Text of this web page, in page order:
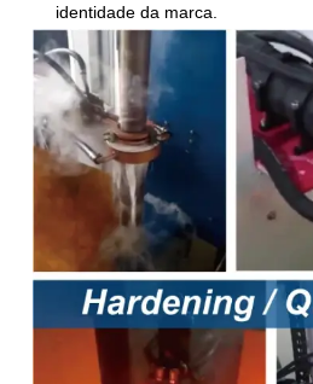
identidade da marca.